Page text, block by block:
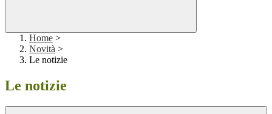
Home >
Novità >
Le notizie
Le notizie